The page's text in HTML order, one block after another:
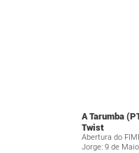
A Tarumba
Twist
Abertura do
Jorge: 9 de